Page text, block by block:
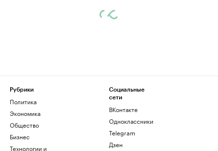
Рубрики
Политика
Экономика
Общество
Бизнес
Технологии и
Социальные
сети
ВКонтакте
Одноклассники
Telegram
Дзен